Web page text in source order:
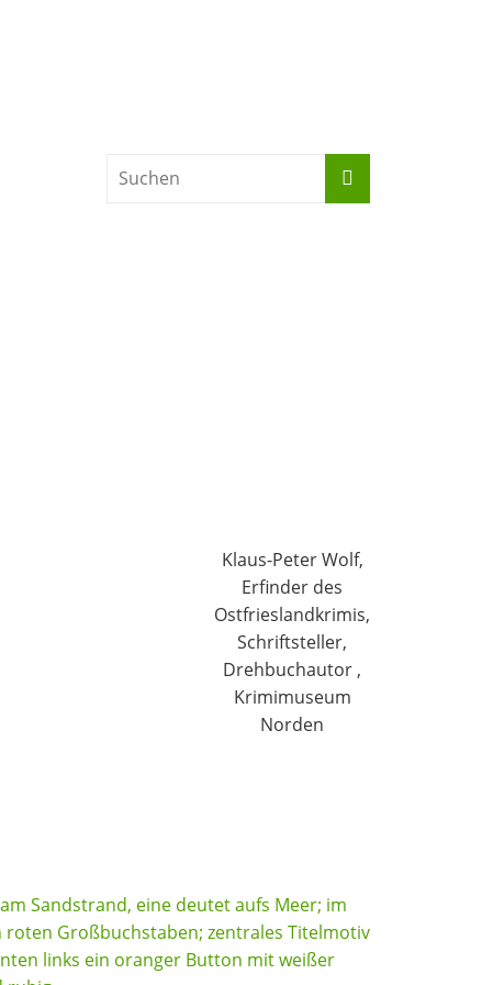
Klaus-Peter Wolf,
Erfinder des
Ostfrieslandkrimis,
Schriftsteller,
Drehbuchautor ,
Krimimuseum
Norden